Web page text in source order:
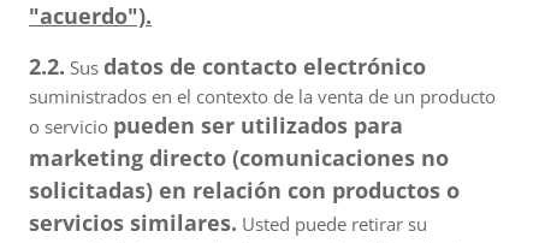
"acuerdo").
2.2. Sus datos de contacto electrónico
suministrados en el contexto de la venta de un producto
o servicio pueden ser utilizados para
marketing directo (comunicaciones no
solicitadas) en relación con productos o
servicios similares. Usted puede retirar su